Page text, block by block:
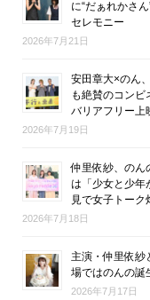
に“だぁれかさ
セレモニー
2026年7月21日
安田章大×のん
も絶賛のコン
バリアフリー上
2026年7月19日
仲里依紗、のん
は「少女と少年
見で女子トーク
2026年7月18日
主演・仲里依紗
場ではのんの誕
2026年7月17日